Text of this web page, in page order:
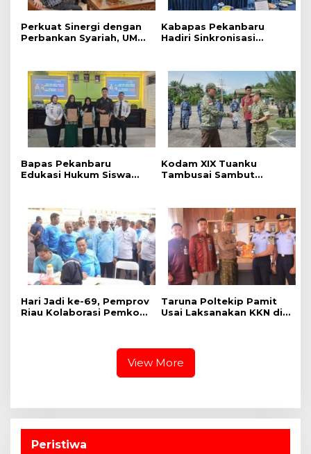
Perkuat Sinergi dengan
Perbankan Syariah, UMRI
Sama Pembiayaan untuk
Pegawai
Kabapas Pekanbaru
Hadiri Sinkronisasi
Keadilan Restoratif
Bapas Pekanbaru
Edukasi Hukum Siswa
Perempuan dan Anak
Kodam XIX Tuanku
Tambusai Sambut
Bulqin dan Yonif TP
898/Pancalang Cakti
‎Hari Jadi ke-69, Pemprov
Riau Kolaborasi Pemkot
Taruna Poltekip Pamit
Usai Laksanakan KKN di
View More
Peristiwa